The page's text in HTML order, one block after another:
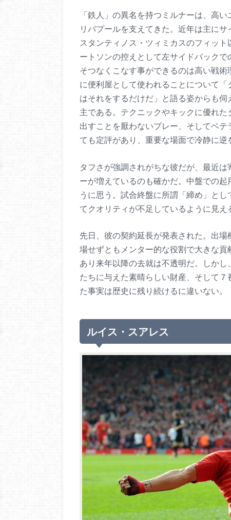
「鉄人」の異名を持つミルナーは、高
リバプールを支えてきた。近年は主に
スタンティノス・ツィミカスのフィッ
ートソンの控えとして左サイドバック
そつなくこなす事ができるのは高い戦
に便利屋として使われることについて
はそれをするだけだ」と語る姿からも
主である。テクニックやキックに優れ
出すことを厭わないプレー、そしてベ
ても定評があり、重要な場面で冷静に逆
タフさが強調されがちな彼だが、最近
ーが増えているのも確かだ。中盤での
うに思う。試合終盤に所謂「締め」と
てクオリティが不足しているように見え
先日、彼の契約延長が発表された。出
場せずともメンター的な役割で大きな
あり来年以降の去就は不透明だ。しか
たちに与えた素晴らしい財産、そして
た事実は歴史に残り続けるに違いない。
ルイス・スアレス